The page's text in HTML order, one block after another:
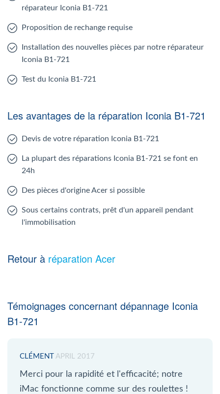
réparateur Iconia B1-721
Proposition de rechange requise
Installation des nouvelles pièces par notre réparateur
Iconia B1-721
Test du Iconia B1-721
Les avantages de la réparation Iconia B1-721
Devis de votre réparation Iconia B1-721
La plupart des réparations Iconia B1-721 se font en
24h
Des pièces d'origine Acer si possible
Sous certains contrats, prêt d'un appareil pendant
l'immobilisation
Retour à réparation Acer
Témoignages concernant dépannage Iconia
B1-721
CLÉMENT APRIL 2017
Merci pour la rapidité et l'efficacité; notre
iMac fonctionne comme sur des roulettes !